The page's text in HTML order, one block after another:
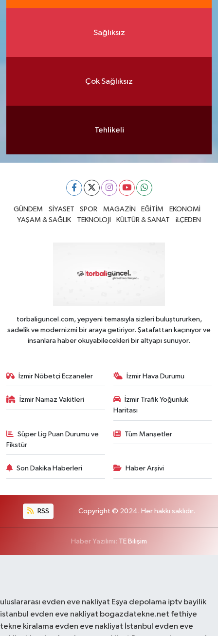
Sağlıksız
Çok Sağlıksız
Tehlikeli
GÜNDEM SİYASET SPOR MAGAZİN EĞİTİM
EKONOMİ
YAŞAM & SAĞLIK
TEKNOLOJİ KÜLTÜR & SANAT iLÇEDEN
torbaliguncel.com, yepyeni temasıyla sizleri buluştururken,
sadelik ve modernizmi bir araya getiriyor. Şatafattan kaçınıyor ve
insanlara haber okuyabilecekleri bir altyapı sunuyor.
İzmir Nöbetçi Eczaneler İzmir Hava Durumu
İzmir Namaz Vakitleri
İzmir Trafik Yoğunluk
Haritası
Süper Lig Puan Durumu ve
Fikstür
Tüm Manşetler
Son Dakika Haberleri Haber Arşivi
RSS Copyright © 2024. Her hakkı saklıdır.
Haber Yazılımı: TE Bilişim
uluslararası evden eve nakliyat Eşya depolama iptv bayilik
istanbul evden eve nakliyat bogazdatekne.net fethiye
tekne kiralama evden eve nakliyat İstanbul evden eve